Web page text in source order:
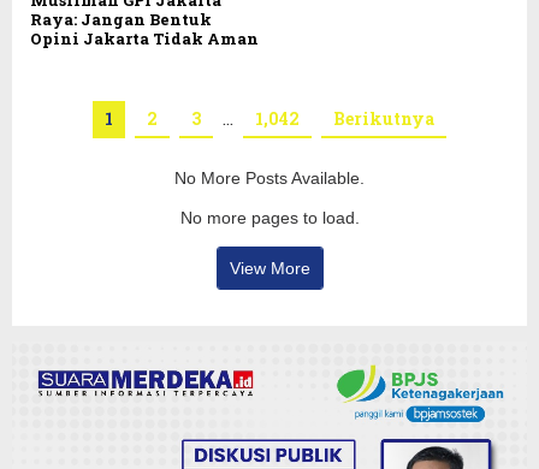
Raya: Jangan Bentuk
Opini Jakarta Tidak Aman
1 2 3 … 1,042 Berikutnya
No More Posts Available.
No more pages to load.
View More